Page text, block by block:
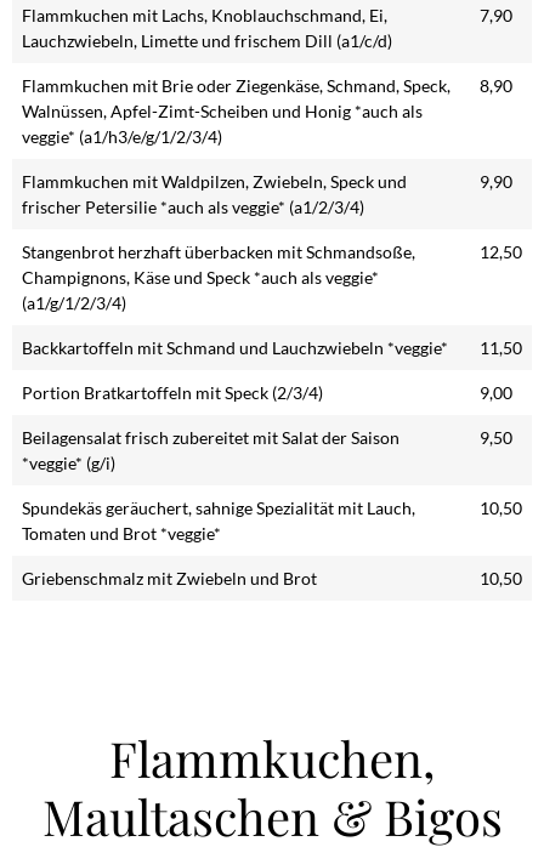
Flammkuchen mit Lachs, Knoblauchschmand, Ei,
Lauchzwiebeln, Limette und frischem Dill (a1/c/d)
7,90
Flammkuchen mit Brie oder Ziegenkäse, Schmand, Speck,
Walnüssen, Apfel-Zimt-Scheiben und Honig *auch als
veggie* (a1/h3/e/g/1/2/3/4)
8,90
Flammkuchen mit Waldpilzen, Zwiebeln, Speck und
frischer Petersilie *auch als veggie* (a1/2/3/4)
9,90
Stangenbrot herzhaft überbacken mit Schmandsoße,
Champignons, Käse und Speck *auch als veggie*
(a1/g/1/2/3/4)
12,50
Backkartoffeln mit Schmand und Lauchzwiebeln *veggie* 11,50
Portion Bratkartoffeln mit Speck (2/3/4) 9,00
Beilagensalat frisch zubereitet mit Salat der Saison
*veggie* (g/i)
9,50
Spundekäs geräuchert, sahnige Spezialität mit Lauch,
Tomaten und Brot *veggie*
10,50
Griebenschmalz mit Zwiebeln und Brot 10,50
Flammkuchen,
Maultaschen & Bigos